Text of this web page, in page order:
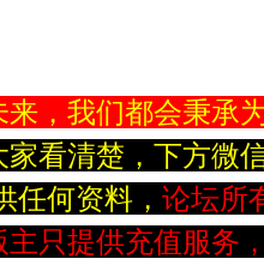
，我们都会秉承
家看清楚，下方微
任何资料， 论坛所
只提供充值服务